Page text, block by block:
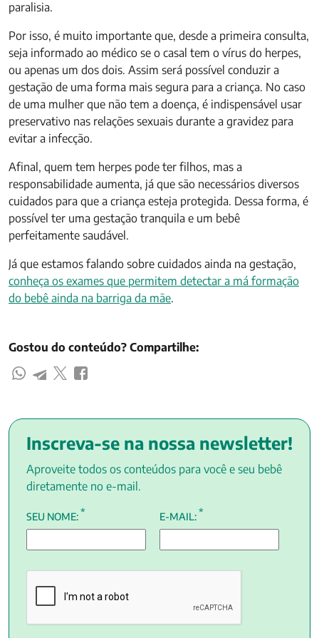
paralisia.
Por isso, é muito importante que, desde a primeira consulta,
seja informado ao médico se o casal tem o vírus do herpes,
ou apenas um dos dois. Assim será possível conduzir a
gestação de uma forma mais segura para a criança. No caso
de uma mulher que não tem a doença, é indispensável usar
preservativo nas relações sexuais durante a gravidez para
evitar a infecção.
Afinal, quem tem herpes pode ter filhos, mas a
responsabilidade aumenta, já que são necessários diversos
cuidados para que a criança esteja protegida. Dessa forma, é
possível ter uma gestação tranquila e um bebê
perfeitamente saudável.
Já que estamos falando sobre cuidados ainda na gestação,
conheça os exames que permitem detectar a má formação
do bebê ainda na barriga da mãe.
Gostou do conteúdo? Compartilhe:
Inscreva-se na nossa newsletter!
Aproveite todos os conteúdos para você e seu bebê
diretamente no e-mail.
SEU NOME:* E-MAIL:*